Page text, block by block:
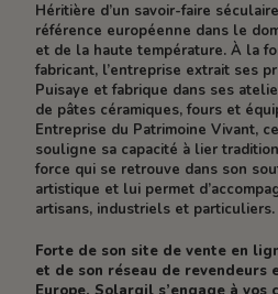
Héritière d’un savoir-faire
référence européenne dans le
et de la haute température. À la
fabricant, l’entreprise extrait ses
Puisaye et fabrique dans ses
de pâtes céramiques, fours et
Entreprise du Patrimoine Vivant,
souligne sa capacité à lier
force qui se retrouve dans son
artistique et lui permet
artisans, industriels et particuliers.
Forte de son site de vente en
et de son réseau de revendeurs